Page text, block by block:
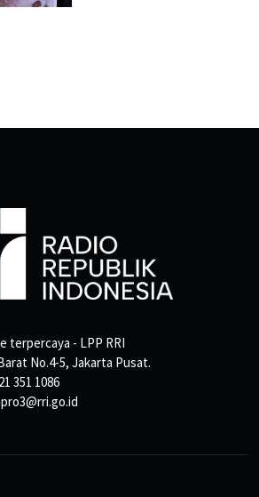
terpercaya - LPP RRI
No.4-5, Jakarta Pusat.
351 1086